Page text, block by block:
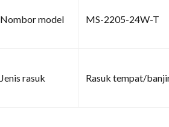
Nombor model MS-2205-24W-T
Jenis rasuk Rasuk tempat/